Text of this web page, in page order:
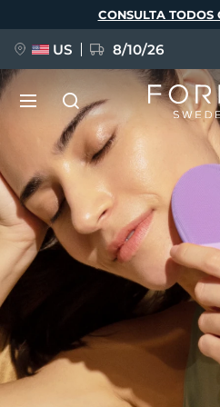
principal
CONSULTA TODOS
US 8/10/26
NOVIDADE
FAQ™ Pure Beauty-Tech
BREAKING NEWS
issa™ Teeth Whitening
Idioma
English Deutsch
Français
Italiano
Svenska
Türkçe
简体中文